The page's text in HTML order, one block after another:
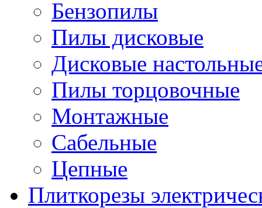
Бензопилы
Пилы дисковые
Дисковые
Пилы торцовочные
Монтажные
Сабельные
Цепные
Плиткорезы